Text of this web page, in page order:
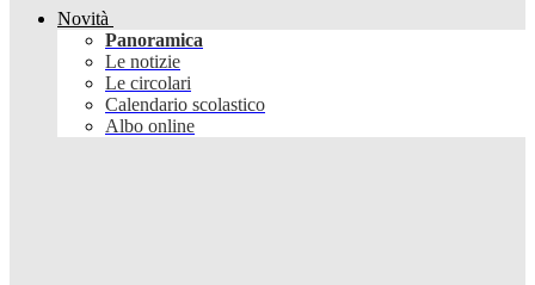
Novità
Panoramica
Le notizie
Le circolari
Calendario scolastico
Albo online